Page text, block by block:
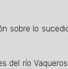
sobre lo
del río